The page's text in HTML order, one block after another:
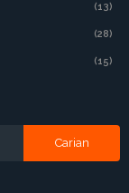
(13)
(28)
(15)